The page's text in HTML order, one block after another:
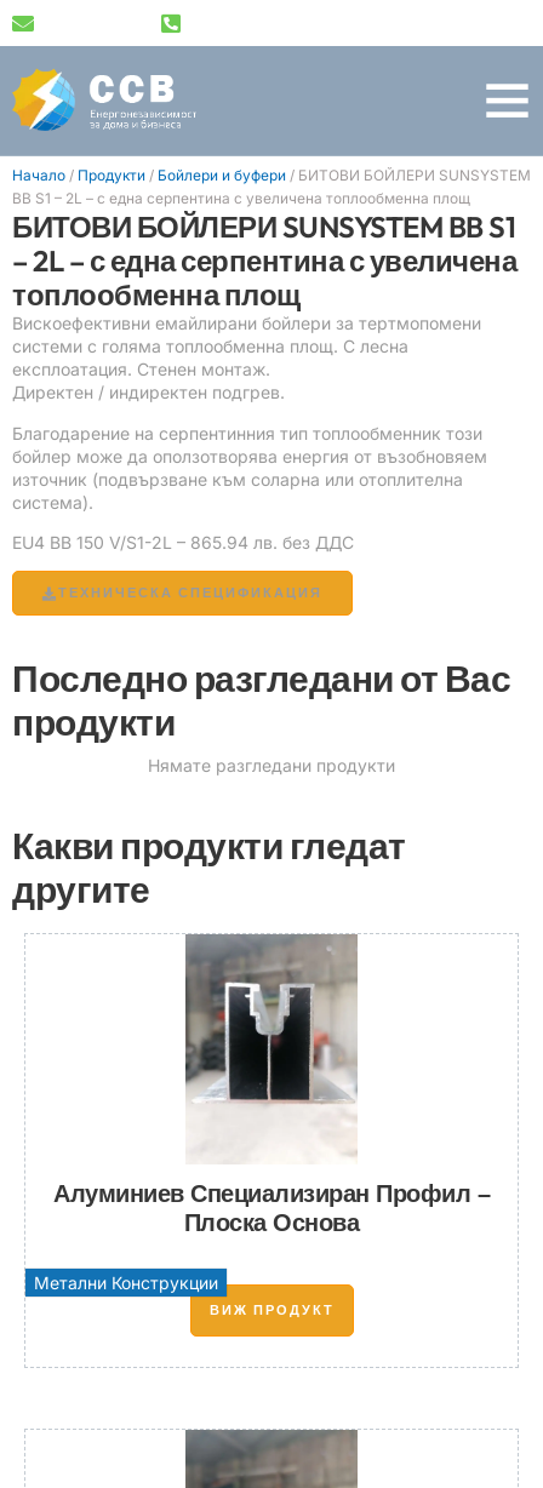
Начало / Продукти / Бойлери и буфери / БИТОВИ БОЙЛЕРИ SUNSYSTEM
BB S1 – 2L – с една серпентина с увеличена топлообменна площ
БИТОВИ БОЙЛЕРИ SUNSYSTEM BB S1
– 2L – с една серпентина с увеличена
топлообменна площ
Вискоефективни емайлирани бойлери за тертмопомени
системи с голяма топлообменна площ. C лесна
експлоатация. Стенен монтаж.
Директен / индиректен подгрев.
Благодарение на серпентинния тип топлообменник този
бойлер може да оползотворява енергия от възобновяем
източник (подвързване към соларна или отоплителна
система).
EU4 BB 150 V/S1-2L – 865.94 лв. без ДДС
ТЕХНИЧЕСКА СПЕЦИФИКАЦИЯ
Последно разгледани от Вас
продукти
Нямате разгледани продукти
Какви продукти гледат
другите
Метални Конструкции
Алуминиев Специализиран Профил –
Плоска Основа
ВИЖ ПРОДУКТ